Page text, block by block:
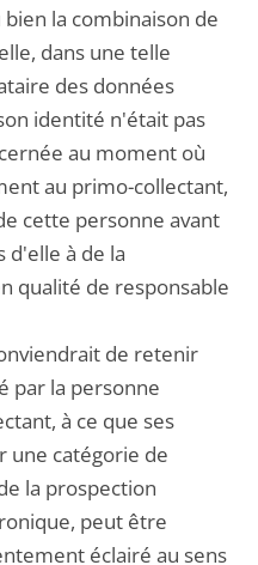
la combinaison de
dans une telle
des données
identité n'était pas
au moment où
au primo-collectant,
cette personne avant
d'elle à de la
qualité de responsable
de retenir
par la personne
à ce que ses
une catégorie de
la prospection
peut être
éclairé au sens